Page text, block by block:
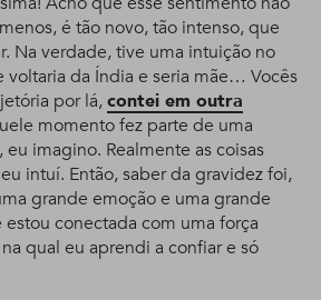
é tão novo, tão intenso, que
Na verdade, tive uma intuição no
voltaria da Índia e seria mãe… Vocês
por lá,contei em outra
momento fez parte de uma
eu imagino. Realmente as coisas
intuí. Então, saber da gravidez foi,
grande emoção e uma grande
conectada com uma força
qual eu aprendi a confiar e só